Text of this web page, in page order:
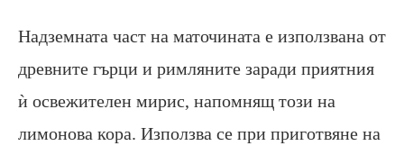
Надземната част на маточината е използвана от
древните гърци и римляните заради приятния
ѝ освежителен мирис, напомнящ този на
лимонова кора. Използва се при приготвяне на